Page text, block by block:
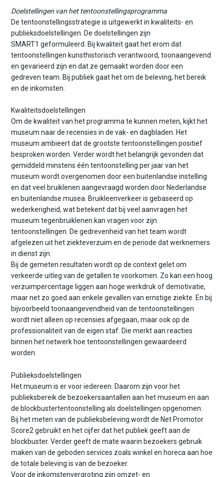
Doelstellingen van het tentoonstellingsprogramma
De tentoonstellingsstrategie is uitgewerkt in kwaliteits- en
publieksdoelstellingen. De doelstellingen zijn
SMART1 geformuleerd. Bij kwaliteit gaat het erom dat
tentoonstellingen kunsthistorisch verantwoord, toonaangevend
en gevarieerd zijn en dat ze gemaakt worden door een
gedreven team. Bij publiek gaat het om de beleving, het bereik
en de inkomsten.
Kwaliteitsdoelstellingen
Om de kwaliteit van het programma te kunnen meten, kijkt het
museum naar de recensies in de vak- en dagbladen. Het
museum ambieert dat de grootste tentoonstellingen positief
besproken worden. Verder wordt het belangrijk gevonden dat
gemiddeld minstens één tentoonstelling per jaar van het
museum wordt overgenomen door een buitenlandse instelling
en dat veel bruiklenen aangevraagd worden door Nederlandse
en buitenlandse musea. Bruikleenverkeer is gebaseerd op
wederkerigheid, wat betekent dat bij veel aanvragen het
museum tegenbruiklenen kan vragen voor zijn
tentoonstellingen. De gedrevenheid van het team wordt
afgelezen uit het ziekteverzuim en de periode dat werknemers
in dienst zijn.
Bij de gemeten resultaten wordt op de context gelet om
verkeerde uitleg van de getallen te voorkomen. Zo kan een hoog
verzuimpercentage liggen aan hoge werkdruk of demotivatie,
maar net zo goed aan enkele gevallen van ernstige ziekte. En bij
bijvoorbeeld toonaangevendheid van de tentoonstellingen
wordt niet alleen op recensies afgegaan, maar ook op de
professionaliteit van de eigen staf. Die merkt aan reacties
binnen het netwerk hoe tentoonstellingen gewaardeerd
worden.
Publieksdoelstellingen
Het museum is er voor iedereen. Daarom zijn voor het
publieksbereik de bezoekersaantallen aan het museum en aan
de blockbustertentoonstelling als doelstellingen opgenomen.
Bij het meten van de publieksbeleving wordt de Net Promotor
Score2 gebruikt en het cijfer dat het publiek geeft aan de
blockbuster. Verder geeft de mate waarin bezoekers gebruik
maken van de geboden services zoals winkel en horeca aan hoe
de totale beleving is van de bezoeker.
Voor de inkomstenvergroting zijn omzet- en